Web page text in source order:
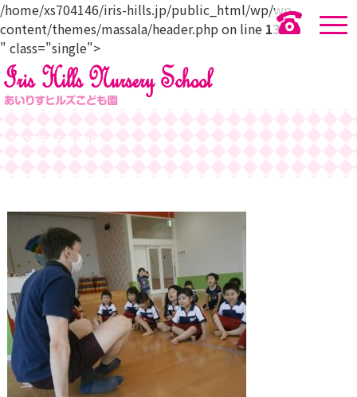
/home/xs704146/iris-hills.jp/public_html/wp/wp-
content/themes/massala/header.php on line 139
" class="single">
2020年06月09日